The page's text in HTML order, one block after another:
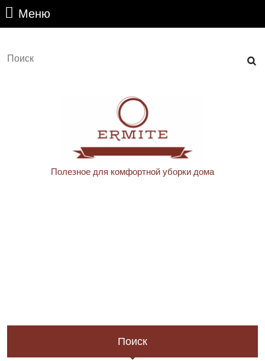
Перейти
МенюМеню
Найти:
Полезное для комфортной уборки дома
Поиск